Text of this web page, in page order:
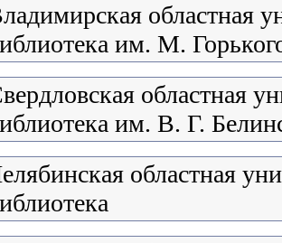
областная
им. М.
областная
им. В. Г.
областная